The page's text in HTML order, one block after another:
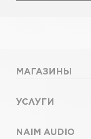
МАГАЗИНЫ
УСЛУГИ
NAIM AUDIO